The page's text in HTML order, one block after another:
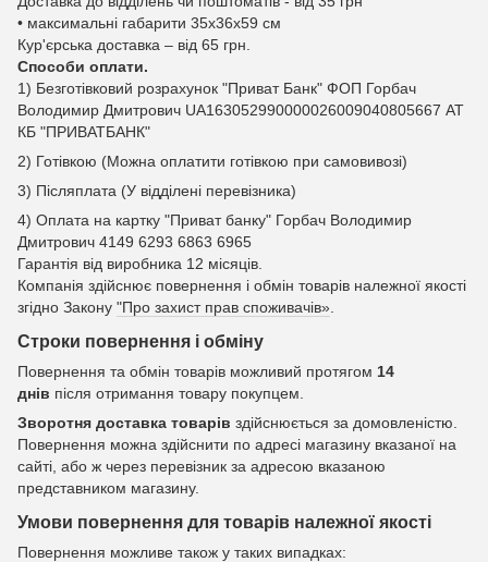
• максимальні габарити 35x36x59 см
Кур'єрська доставка – від 65 грн.
Способи оплати.
1) Безготівковий розрахунок "Приват Банк" ФОП Горбач
Володимир Дмитрович UA163052990000026009040805667 АТ
КБ "ПРИВАТБАНК"
2) Готівкою (Можна оплатити готівкою при самовивозі)
3) Післяплата (У відділені перевізника)
4) Оплата на картку "Приват банку" Горбач Володимир
Дмитрович 4149 6293 6863 6965
Гарантія від виробника 12 місяців.
Компанія здійснює повернення і обмін товарів належної якості
згідно Закону "Про захист прав споживачів».
Строки повернення і обміну
Повернення та обмін товарів можливий протягом 14
днів після отримання товару покупцем.
Зворотня доставка товарів здійснюється за домовленістю.
Повернення можна здійснити по адресі магазину вказаної на
сайті, або ж через перевізник за адресою вказаною
представником магазину.
Умови повернення для товарів належної якості
Повернення можливе також у таких випадках: